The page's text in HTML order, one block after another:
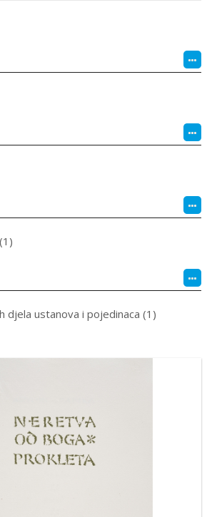
djela ustanova i pojedinaca (1)